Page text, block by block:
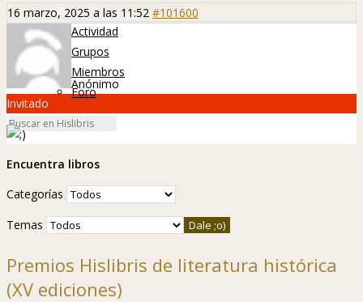
Hislibreños
Actividad
Grupos
Miembros
Foro
16 marzo, 2025 a las 11:52 #101600
Anónimo
Invitado
Encuentra libros
Categorías
Temas
Premios Hislibris de literatura histórica
(XV ediciones)